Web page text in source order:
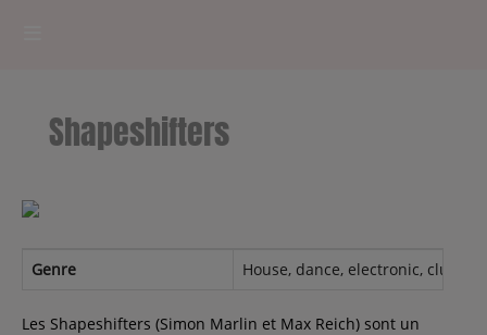
RADIOPLAYER
PODCASTS
Shapeshifters
Genre House, dance, electronic, club,
Les Shapeshifters (Simon Marlin et Max Reich) sont un